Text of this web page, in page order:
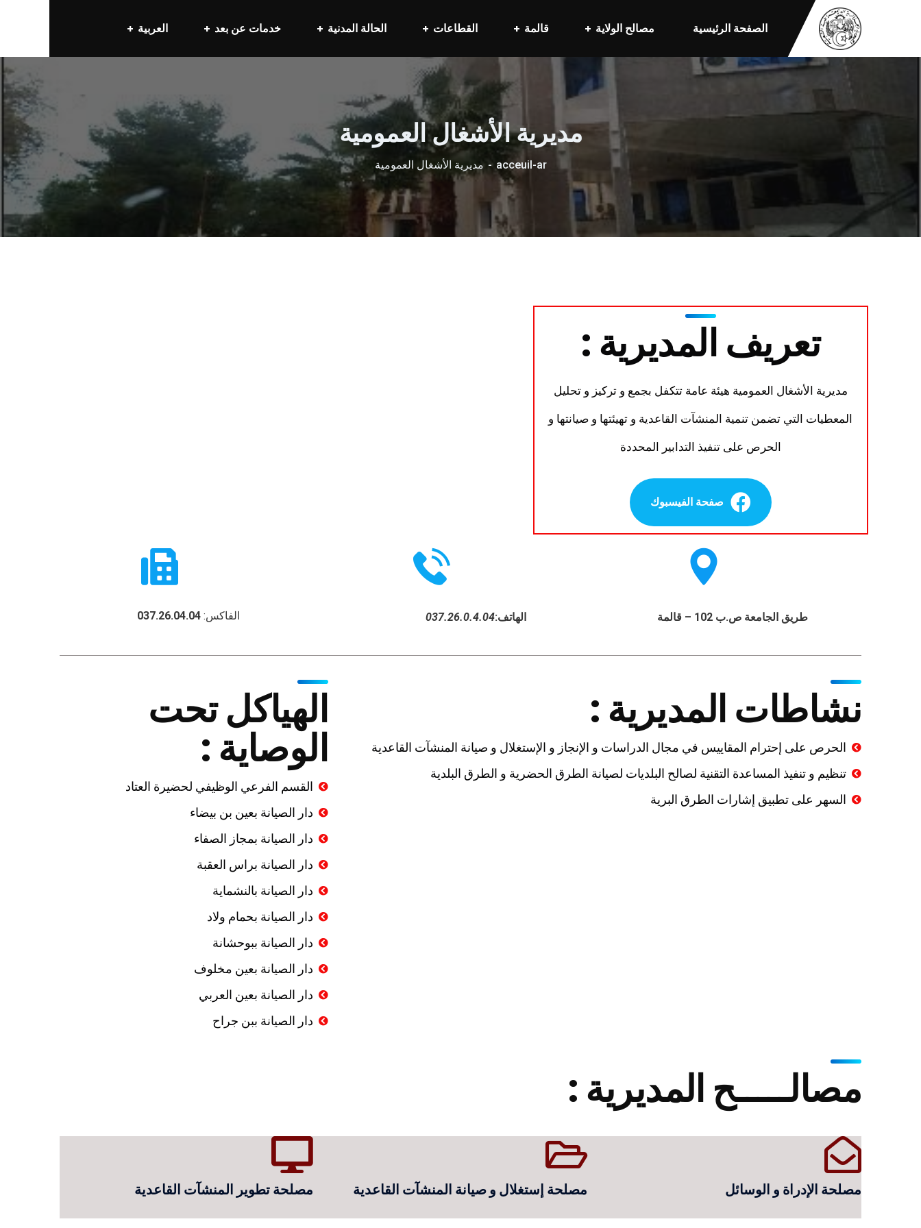
الصفحة الرئيسية مصالح الولاية قالمة القطاعات الحالة المدنية خدمات عن بعد العربية
مديرية الأشغال العمومية
acceuil-ar مديرية الأشغال العمومية
تعريف المديرية :
مديرية الأشغال العمومية هيئة عامة تتكفل بجمع و تركيز و تحليل
المعطيات التي تضمن تنمية المنشآت القاعدية و تهيئتها و صيانتها و
الحرص على تنفيذ التدابير المحددة
صفحة الفيسبوك
طريق الجامعة ص.ب 102 – قالمة الهاتف:037.26.0.4.04 الفاكس: 037.26.04.04
نشاطات المديرية :
الحرص على إحترام المقاييس في مجال الدراسات و الإنجاز و الإستغلال و صيانة المنشآت القاعدية
تنظيم و تنفيذ المساعدة التقنية لصالح البلديات لصيانة الطرق الحضرية و الطرق البلدية
السهر على تطبيق إشارات الطرق البرية
الهياكل تحت
الوصاية :
القسم الفرعي الوظيفي لحضيرة العتاد
دار الصيانة بعين بن بيضاء
دار الصيانة بمجاز الصفاء
دار الصيانة براس العقبة
دار الصيانة بالنشماية
دار الصيانة بحمام ولاد
دار الصيانة ببوحشانة
دار الصيانة بعين مخلوف
دار الصيانة بعين العربي
دار الصيانة ببن جراح
مصالـــــح المديرية :
مصلحة تطوير المنشآت القاعدية مصلحة إستغلال و صيانة المنشآت القاعدية مصلحة الإدراة و الوسائل